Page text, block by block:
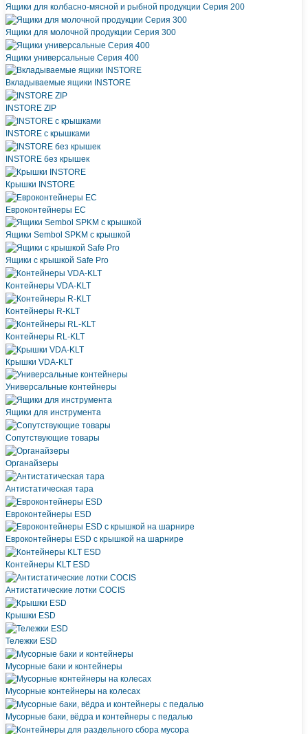
Ящики для колбасно-мясной и рыбной продукции Серия 200
Ящики для молочной продукции Серия 300
Ящики универсальные Серия 400
Вкладываемые ящики INSTORE
INSTORE ZIP
INSTORE с крышками
INSTORE без крышек
Крышки INSTORE
Евроконтейнеры ЕC
Ящики Sembol SPKM с крышкой
Ящики с крышкой Safe Pro
Контейнеры VDA-KLT
Контейнеры R-KLT
Контейнеры RL-KLT
Крышки VDA-KLT
Универсальные контейнеры
Ящики для инструмента
Сопутствующие товары
Органайзеры
Антистатическая тара
Eвроконтейнеры ЕSD
Евроконтейнеры ESD с крышкой на шарнире
Контейнеры KLT ESD
Антистатические лотки COCIS
Крышки ESD
Тележки ESD
Мусорные баки и контейнеры
Мусорные контейнеры на колесах
Мусорные баки, вёдра и контейнеры с педалью